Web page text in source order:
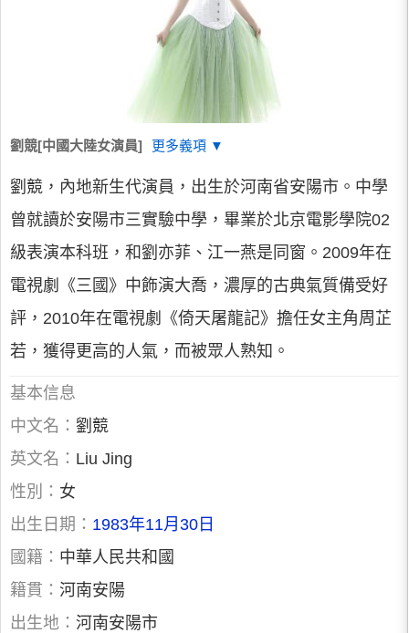
劉競[中國大陸女演員] 更多義項 ▼
劉競，內地新生代演員，出生於河南省安陽市。中學
曾就讀於安陽市三實驗中學，畢業於北京電影學院02
級表演本科班，和劉亦菲、江一燕是同窗。2009年在
電視劇《三國》中飾演大喬，濃厚的古典氣質備受好
評，2010年在電視劇《倚天屠龍記》擔任女主角周芷
若，獲得更高的人氣，而被眾人熟知。
基本信息
中文名： 劉競
英文名： Liu Jing
性別： 女
出生日期： 1983年11月30日
國籍： 中華人民共和國
籍貫： 河南安陽
出生地： 河南安陽市